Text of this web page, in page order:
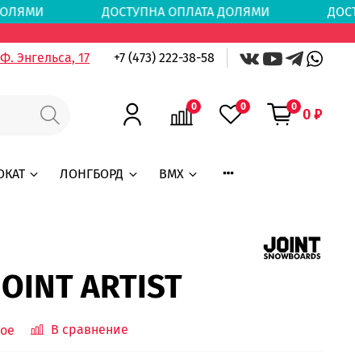
ДОЛЯМИ ДОСТУПНА ОПЛАТА ДОЛЯМИ
Энгельса, 17 +7 (473) 222-38-58
0 0 0 0 ₽
ЛОНГБОРД BMX
ARTIST
В сравнение